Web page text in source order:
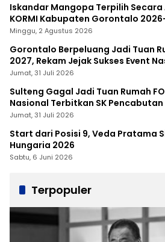
Iskandar Mangopa Terpilih Secara
KORMI Kabupaten Gorontalo
Minggu, 2 Agustus 2026
Gorontalo Berpeluang Jadi Tuan
2027, Rekam Jejak Sukses Event
Jumat, 31 Juli 2026
Sulteng Gagal Jadi Tuan Rumah
Nasional Terbitkan SK Pencabutan
Jumat, 31 Juli 2026
Start dari Posisi 9, Veda Pratama
Hungaria 2026
Sabtu, 6 Juni 2026
Terpopuler